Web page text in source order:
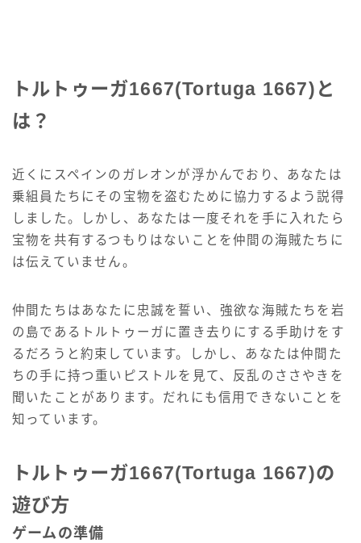
トルトゥーガ1667(Tortuga 1667)と
は？
近くにスペインのガレオンが浮かんでおり、あなたは
乗組員たちにその宝物を盗むために協力するよう説得
しました。しかし、あなたは一度それを手に入れたら
宝物を共有するつもりはないことを仲間の海賊たちに
は伝えていません。
仲間たちはあなたに忠誠を誓い、強欲な海賊たちを岩
の島であるトルトゥーガに置き去りにする手助けをす
るだろうと約束しています。しかし、あなたは仲間た
ちの手に持つ重いピストルを見て、反乱のささやきを
聞いたことがあります。だれにも信用できないことを
知っています。
トルトゥーガ1667(Tortuga 1667)の
遊び方
ゲームの準備